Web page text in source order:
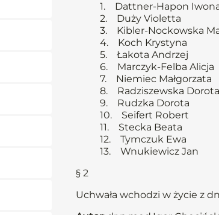
1. Dattner-Hapon
2. Duży Violetta
3. Kibler-Nockowska
4. Koch Krystyna
5. Łakota Andrzej
6. Marczyk-Felba Alicja
7. Niemiec Małgorzata
8. Radziszewska Dorota
9. Rudzka Dorota
10. Seifert Robert
11. Stecka Beata
12. Tymczuk Ewa
13. Wnukiewicz Jan
§ 2
Uchwała wchodzi w życie z